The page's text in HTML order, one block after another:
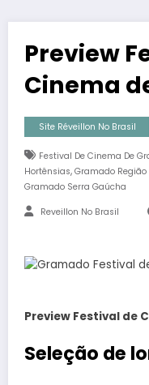
Preview
Cinema
Site Réveillon No Brasil
Festival De Cinema De
Hortênsias, Gramado
Gramado Serra Gaúcha
Reveillon No Brasil
Preview Festival de
Seleção de